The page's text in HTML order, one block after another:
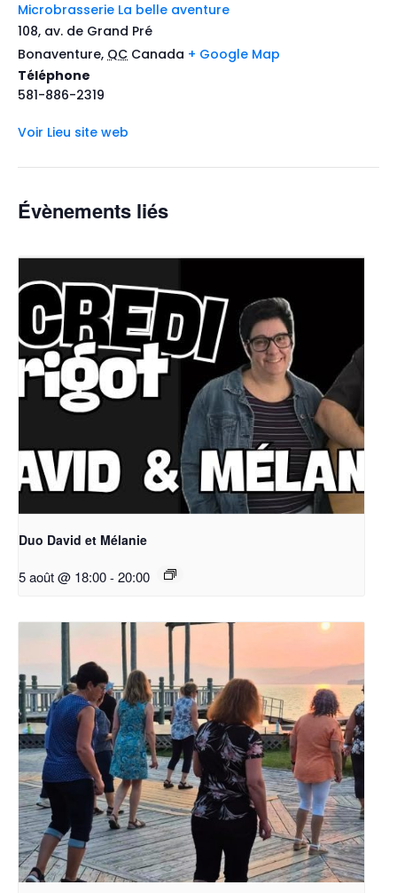
Microbrasserie La belle aventure
108, av. de Grand Pré
Bonaventure, QC Canada + Google Map
Téléphone
581-886-2319
Voir Lieu site web
Évènements liés
Duo David et Mélanie
5 août @ 18:00- 20:00